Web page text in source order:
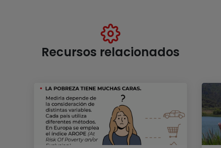
Recursos relacionados